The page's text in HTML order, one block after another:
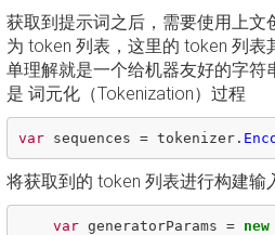
获取到提示词之后，需要使用上文
为 token 列表，这里的 token 列表
单理解就是一个给机器友好的字符
是 词元化（Tokenization）过程
var sequences = tokenizer.
将获取到的 token 列表进行构建输
var generatorParams =
new